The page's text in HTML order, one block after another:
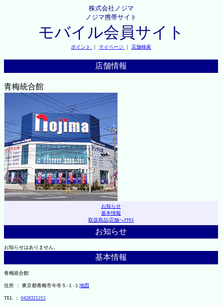
株式会社ノジマ
ノジマ携帯サイト
モバイル会員サイト
ポイント ｜ マイページ ｜ 店舗検索
店舗情報
青梅統合館
お知らせ
基本情報
取扱商品|店舗へｱｸｾｽ
お知らせ
お知らせはありません。
基本情報
青梅統合館
住所 ： 東京都青梅市今寺５-１-１ 地図
TEL ： 0428321215